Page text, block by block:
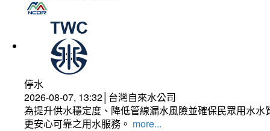
停水
2026-08-07, 13:32│台灣自來水公司
為提升供水穩定度、降低管線漏水風險並確保民眾用水
更安心可靠之用水服務。 more...